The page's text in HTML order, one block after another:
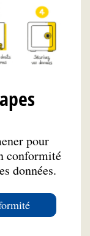
pour
conformité
données.